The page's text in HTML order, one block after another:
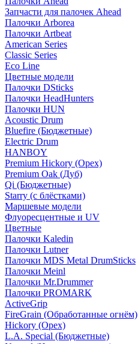
Запчасти для палочек Ahead
Палочки Arborea
Палочки Artbeat
American Series
Classic Series
Eco Line
Цветные модели
Палочки DSticks
Палочки HeadHunters
Палочки HUN
Acoustic Drum
Bluefire (Бюджетные)
Electric Drum
HANBOY
Premium Hickory (Орех)
Premium Oak (Дуб)
Qi (Бюджетные)
Starry (с блёстками)
Маршевые модели
Флуоресцентные и UV
Цветные
Палочки Kaledin
Палочки Lutner
Палочки MDS Metal DrumSticks
Палочки Meinl
Палочки Mr.Drummer
Палочки PROMARK
ActiveGrip
FireGrain (Обработанные огнём)
Hickory (Орех)
L.A. Special (Бюджетные)